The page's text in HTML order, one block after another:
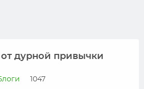
дурной привычки
1047